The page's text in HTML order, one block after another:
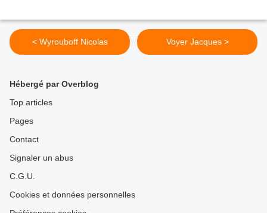
< Wyrouboff Nicolas Voyer Jacques >
Hébergé par Overblog
Top articles
Pages
Contact
Signaler un abus
C.G.U.
Cookies et données personnelles